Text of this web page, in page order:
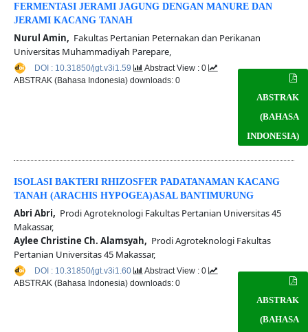
FERMENTASI JERAMI JAGUNG DENGAN MANURE DAN
JERAMI KACANG TANAH
Nurul Amin, Fakultas Pertanian Peternakan dan Perikanan
Universitas Muhammadiyah Parepare,
ABSTRAK
(BAHASA
INDONESIA)
DOI : 10.31850/jgt.v3i1.59
Abstract View : 0
ABSTRAK (Bahasa Indonesia) downloads: 0
ISOLASI BAKTERI RHIZOSFER PADATANAMAN KACANG
TANAH (ARACHIS HYPOGEA)ASAL BANTIMURUNG
Abri Abri, Prodi Agroteknologi Fakultas Pertanian Universitas 45
Makassar,
Aylee Christine Ch. Alamsyah, Prodi Agroteknologi Fakultas
Pertanian Universitas 45 Makassar,
ABSTRAK
(BAHASA
DOI : 10.31850/jgt.v3i1.60
Abstract View : 0
ABSTRAK (Bahasa Indonesia) downloads: 0